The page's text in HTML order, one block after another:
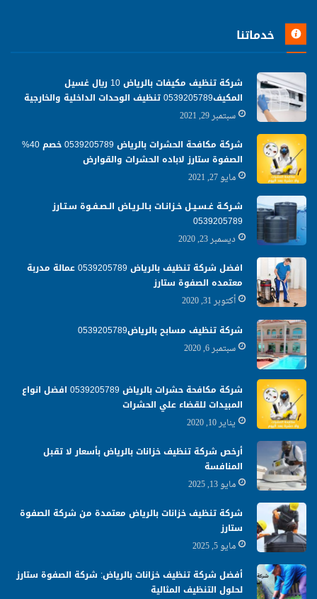
خدماتنا
شركة تنظيف مكيفات بالرياض 10 ريال غسيل
المكيف0539205789 تنظيف الوحدات الداخلية والخارجية
سبتمبر 29, 2021
شركة مكافحة الحشرات بالرياض 0539205789 خصم 40%
الصفوة ستارز لاباده الحشرات والقوارض
مايو 27, 2021
شـركـة غـسـيـل خـزانـات بـالـريـاض الـصـفـوة سـتـارز
0539205789
ديسمبر 23, 2020
افضل شركة تنظيف بالرياض 0539205789 عمالة مدربة
معتمده الصفوة ستارز
أكتوبر 31, 2020
شركة تنظيف مسابح بالرياض0539205789
سبتمبر 6, 2020
شركة مكافحة حشرات بالرياض 0539205789 افضل انواع
المبيدات للقضاء علي الحشرات
يناير 10, 2020
أرخص شركة تنظيف خزانات بالرياض بأسعار لا تقبل
المنافسة
مايو 13, 2025
شركة تنظيف خزانات بالرياض معتمدة من شركة الصفوة
ستارز
مايو 5, 2025
أفضل شركة تنظيف خزانات بالرياض: شركة الصفوة ستارز
لحلول التنظيف المثالية